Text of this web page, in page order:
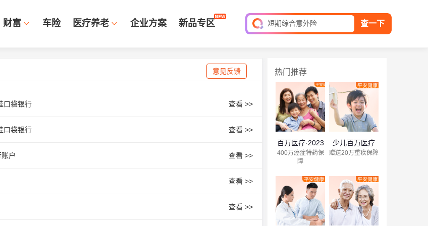
财富 车险 医疗养老 企业方案 新品专区
短期综合意外险
查一下
意见反馈
口袋银行 查看 >>
口袋银行 查看 >>
户 查看 >>
查看 >>
查看 >>
热门推荐
百万医疗·2023
400万癌症特药保
障
少儿百万医疗
赠送20万重疾保障